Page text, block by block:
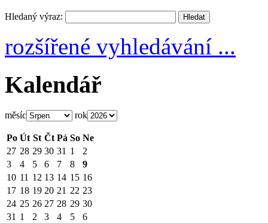
Hledaný výraz:
rozšířené vyhledávání ...
Kalendář
měsíc rok
Po Út St Čt Pá So Ne
27 28 29 30 31 1
2
3
4 5 6 7 8
9
10 11 12 13 14 15 16
17 18 19 20 21 22 23
24 25 26 27 28 29 30
31 1 2 3 4 5 6